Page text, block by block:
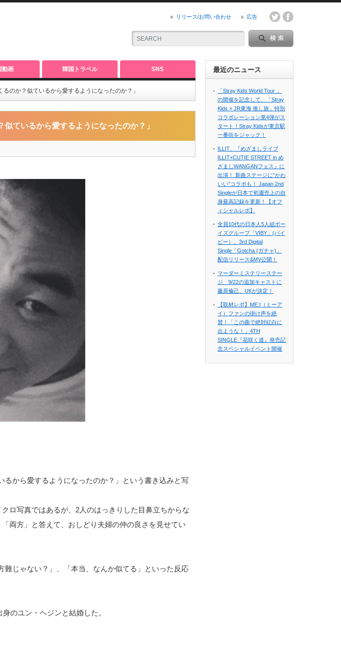
リリース/お問い合わせ 広告
動画 韓国トラベル SNS
のか？似ているから愛するようになったのか？」
ているから愛するようになったのか？」
から愛するようになったのか？」という書き込みと写
ロ写真ではあるが、2人のはっきりした目鼻立ちからな
両方」と答えて、おしどり夫婦の仲の良さを見せてい
じゃない？」、「本当、なんか似てる」といった反応
のユン・ヘジンと結婚した。
最近のニュース
「Stray Kids World Tour 」
の開催を記念して、「Stray
Kids × JR東海 推し旅」特別
コラボレーション第4弾がス
タート！Stray Kidsが東京駅
一番街をジャック！
ILLIT、『めざましライブ
ILLIT×CUTIE STREET in め
ざましWANGANフェス』に
出演！ 新曲ステージに”かわ
いい”コラボも！ Japan 2nd
Singleが日本で初週売上の自
身最高記録を更新！【オフ
ィシャルレポ】
全員10代の日本人5人組ボー
イズグループ「VIBY」(バイ
ビー）、3rd Digital
Single「Gotcha (ガチャ)」
配信リリース&MV公開！
マーダーミステリーステー
ジ 9/22の追加キャストに
藤原倫己、UKが決定！
【取材レポ】ME:I（ミーア
イ）ファンの掛け声を絶
賛！「この曲で絶対紅白に
出ような！」4TH
SINGLE『花咲く道』発売記
念スペシャルイベント開催